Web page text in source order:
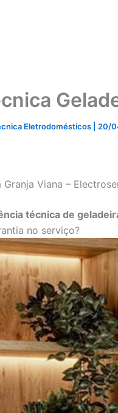
Eletrodomésticos 20/
Viana –
técnica de
no serviço?